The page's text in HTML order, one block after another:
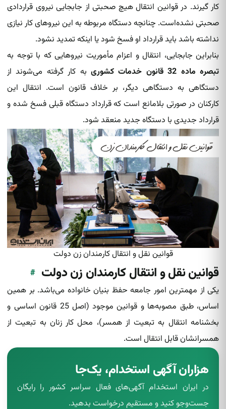
کار گیرند. در قوانین انتقال هیچ صحبتی از جابجایی نیروی قراردادی
صحبتی نشده‌است. چنانچه دستگاه مربوطه به این نیروهای کار نیازی
نداشته باشد باید قرارداد او فسخ شود یا اینکه تمدید نشود.
بنابراین جابجایی، انتقال و اعزام مأموریت نیروهایی که با توجه به
تبصره ماده 32 قانون خدمات کشوری
به کار گرفته می‌شوند از
دستگاهی به دستگاهی دیگر، بر خلاف قانون است. انتقال این
کارکنان در صورتی بلامانع است که قرارداد دستگاه قبلی فسخ شده و
قرارداد جدیدی با دستگاه جدید منعقد شود.
قوانین نقل و انتقال کارمندان زن دولت
قوانین نقل و انتقال کارمندان زن دولت #
یکی از مهمترین امور جامعه حفظ بنیان خانواده می‌باشد. بر همین
اساس، طبق مصوبه‌ها و قوانین موجود (اصل 25 قانون اساسی و
بخشنامه انتقال به تبعیت از همسر)، محل کار زنان به تبعیت از
همسرانشان قابل انتقال است.
هزاران آگهی استخدام، یک‌جا
در ایران استخدام آگهی‌های فعال سراسر کشور را رایگان
جست‌وجو کنید و مستقیم درخواست بدهید.